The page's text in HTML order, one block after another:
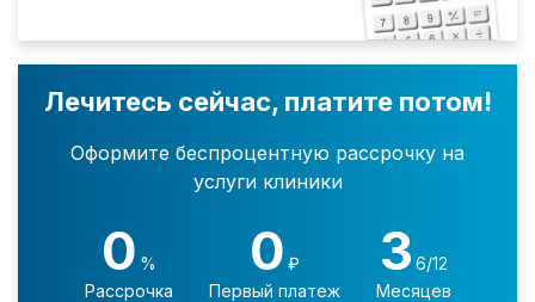
Лечитесь сейчас, платите потом!
Оформите беспроцентную рассрочку на
услуги клиники
0 %
Рассрочка
0 ₽
Первый платеж
3 6/12
Месяцев